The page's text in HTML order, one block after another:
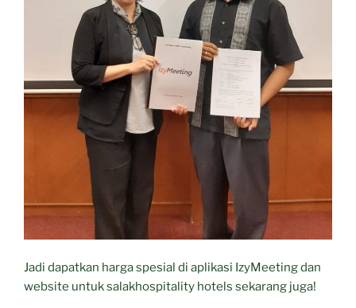
Jadi dapatkan harga spesial di aplikasi IzyMeeting dan
website untuk salakhospitality hotels sekarang juga!